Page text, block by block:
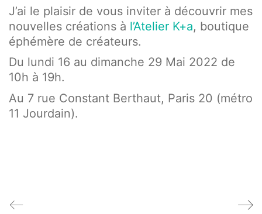
J’ai le plaisir de vous inviter à découvrir mes
nouvelles créations à l’Atelier K+a, boutique
éphémère de créateurs.
Du lundi 16 au dimanche 29 Mai 2022 de
10h à 19h.
Au 7 rue Constant Berthaut, Paris 20 (métro
11 Jourdain).